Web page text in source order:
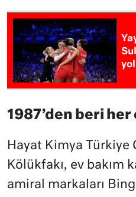
1987’den beri her
Hayat Kimya Türkiye
Kölükfakı, ev bakım
amiral markaları